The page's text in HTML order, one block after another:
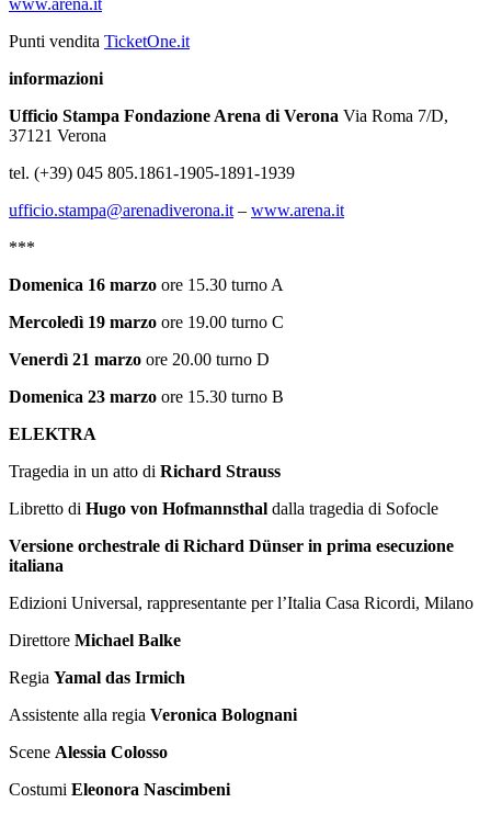
Punti vendita TicketOne.it
informazioni
Ufficio Stampa Fondazione Arena di Verona Via Roma 7/D,
37121 Verona
tel. (+39) 045 805.1861-1905-1891-1939
ufficio.stampa@arenadiverona.it – www.arena.it
***
Domenica 16 marzo ore 15.30 turno A
Mercoledì 19 marzo ore 19.00 turno C
Venerdì 21 marzo ore 20.00 turno D
Domenica 23 marzo ore 15.30 turno B
ELEKTRA
Tragedia in un atto di Richard Strauss
Libretto di Hugo von Hofmannsthal dalla tragedia di Sofocle
Versione orchestrale di Richard Dünser in prima esecuzione
italiana
Edizioni Universal, rappresentante per l’Italia Casa Ricordi, Milano
Direttore Michael Balke
Regia Yamal das Irmich
Assistente alla regia Veronica Bolognani
Scene Alessia Colosso
Costumi Eleonora Nascimbeni